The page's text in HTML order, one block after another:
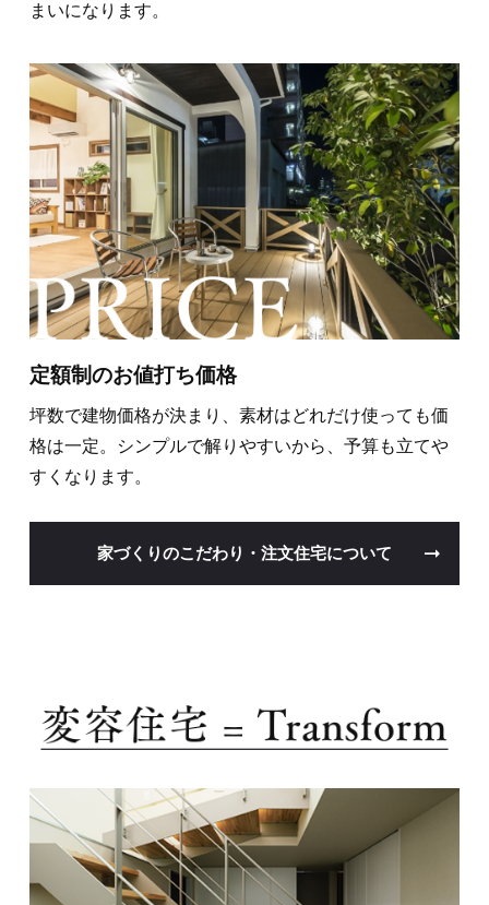
まいになります。
定額制のお値打ち価格
坪数で建物価格が決まり、素材はどれだけ使っても価
格は一定。シンプルで解りやすいから、予算も立てや
すくなります。
家づくりのこだわり・注文住宅について